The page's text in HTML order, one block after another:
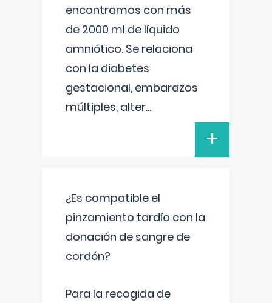
encontramos con más
de 2000 ml de líquido
amniótico. Se relaciona
con la diabetes
gestacional, embarazos
múltiples, alter...
+
¿Es compatible el
pinzamiento tardío con la
donación de sangre de
cordón?
Para la recogida de